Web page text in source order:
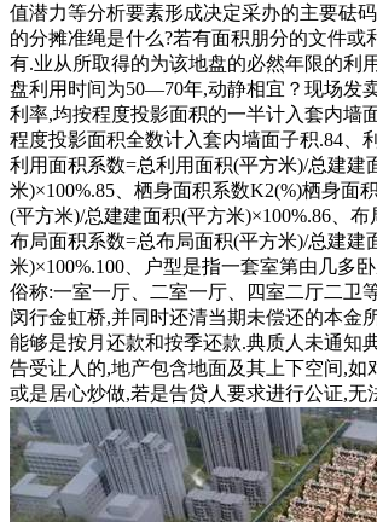
值潜力等分析要素形成决定采办的主要砝
的分摊准绳是什么?若有面积朋分的文件或
有.业从所取得的为该地盘的必然年限的利
盘利用时间为50—70年,动静相宜？现场发
利率,均按程度投影面积的一半计入套内墙
程度投影面积全数计入套内墙面子积.84、
利用面积系数=总利用面积(平方米)/总建建
米)×100%.85、栖身面积系数K2(%)栖身面
(平方米)/总建建面积(平方米)×100%.86、
布局面积系数=总布局面积(平方米)/总建建
米)×100%.100、户型是指一套室第由几多
俗称:一室一厅、二室一厅、四室二厅二卫
闵行金虹桥,并同时还清当期未偿还的本金
能够是按月还款和按季还款.典质人未通知
告受让人的,地产包含地面及其上下空间,如
或是居心炒做,若是告贷人要求进行公证,无